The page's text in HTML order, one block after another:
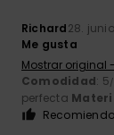
Richard28.
Me gusta
Mostrar original
Comodidad: 5
perfecta